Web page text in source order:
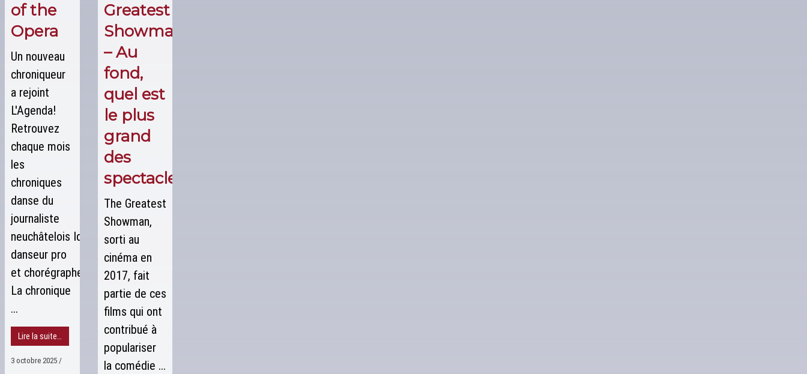
of the
Opera
Un nouveau
chroniqueur
a rejoint
L'Agenda!
Retrouvez
chaque mois
les
chroniques
danse du
journaliste
neuchâtelois Idan Matary,
danseur pro
et chorégraphe.
La chronique
...
Lire la suite…
3 octobre 2025 /
Greatest
Showman
– Au
fond,
quel est
le plus
grand
des
spectacles ?
The Greatest
Showman,
sorti au
cinéma en
2017, fait
partie de ces
films qui ont
contribué à
populariser
la comédie ...